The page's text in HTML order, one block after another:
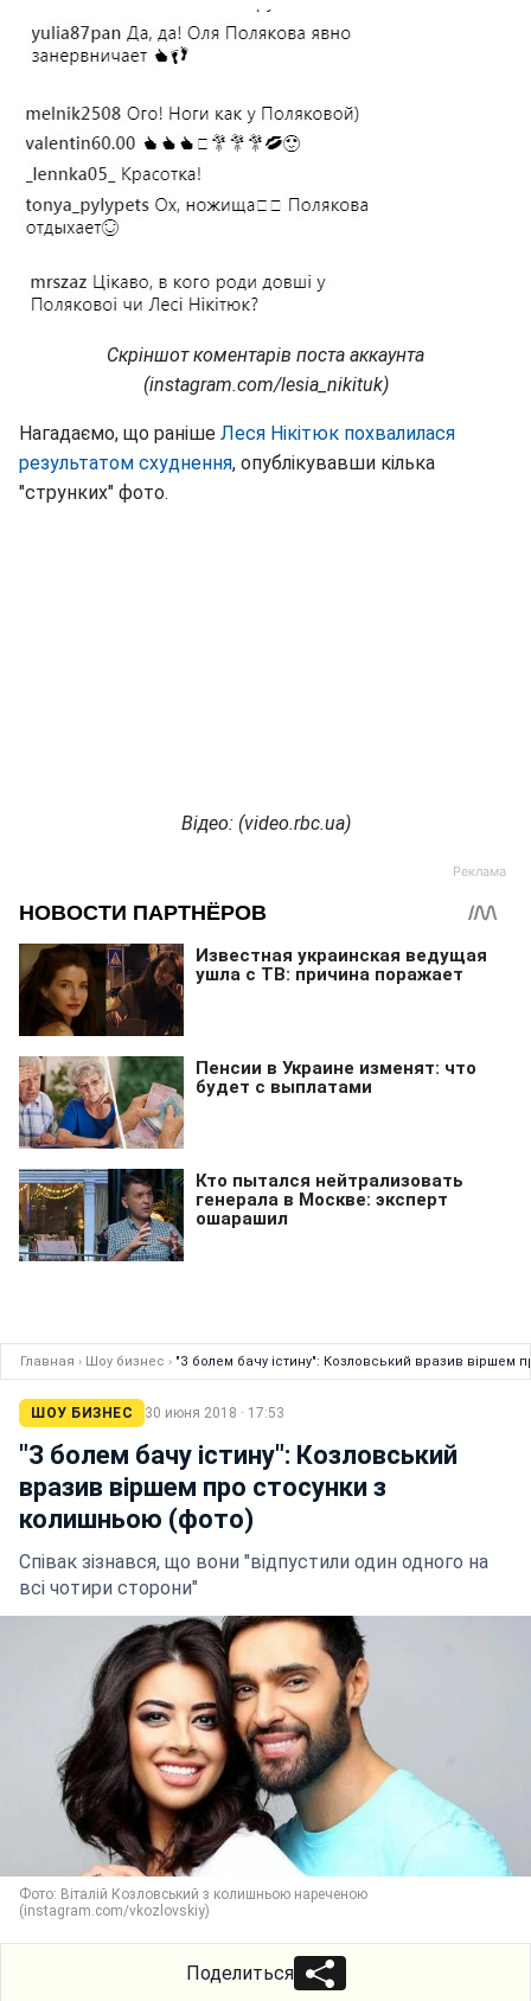
Скріншот коментарів поста аккаунта
(instagram.com/lesia_nikituk)
Нагадаємо, що раніше Леся Нікітюк похвалилася
результатом схуднення, опублікувавши кілька
"струнких" фото.
Відео: (video.rbc.ua)
Главная › Шоу бизнес › "З болем бачу істину": Козловський вразив віршем
ШОУ БИЗНЕС 30 июня 2018 · 17:53
"З болем бачу істину": Козловський
вразив віршем про стосунки з
колишньою (фото)
Співак зізнався, що вони "відпустили один одного на
всі чотири сторони"
Фото: Віталій Козловський з колишньою нареченою
(instagram.com/vkozlovskiy)
Поделиться